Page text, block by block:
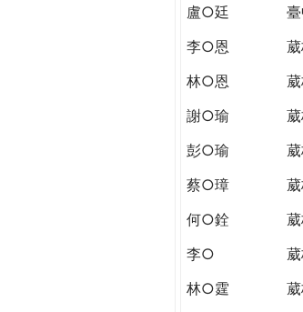
盧○廷
李○恩
林○恩
謝○瑜
彭○瑜
蔡○璋
何○銓
李○
林○霆